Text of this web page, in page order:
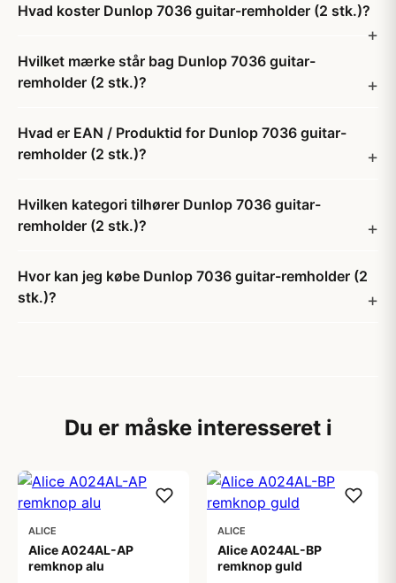
Hvad koster Dunlop 7036 guitar-remholder (2 stk.)?
Hvilket mærke står bag Dunlop 7036 guitar-
remholder (2 stk.)?
Hvad er EAN / Produktid for Dunlop 7036 guitar-
remholder (2 stk.)?
Hvilken kategori tilhører Dunlop 7036 guitar-
remholder (2 stk.)?
Hvor kan jeg købe Dunlop 7036 guitar-remholder (2
stk.)?
Du er måske interesseret i
ALICE
Alice A024AL-AP
remknop alu
ALICE
Alice A024AL-BP
remknop guld